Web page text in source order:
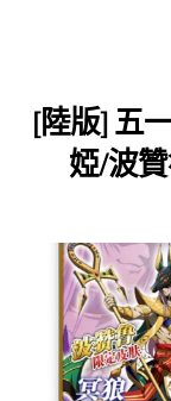
[陸版] 五
婭/波